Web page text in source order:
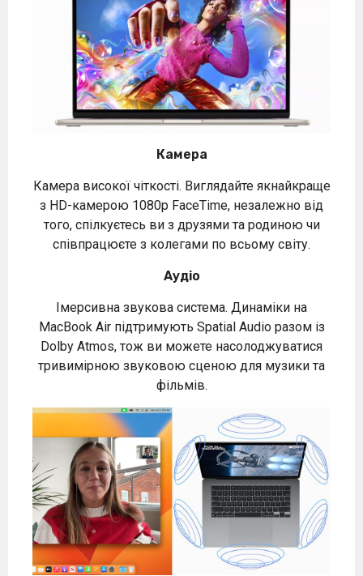
Камера
Камера високої чіткості. Виглядайте якнайкраще
з HD-камерою 1080p FaceTime, незалежно від
того, спілкуєтесь ви з друзями та родиною чи
співпрацюєте з колегами по всьому світу.
Аудіо
Імерсивна звукова система. Динаміки на
MacBook Air підтримують Spatial Audio разом із
Dolby Atmos, тож ви можете насолоджуватися
тривимірною звуковою сценою для музики та
фільмів.